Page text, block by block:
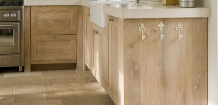
Přihlášení
Sledujte nás